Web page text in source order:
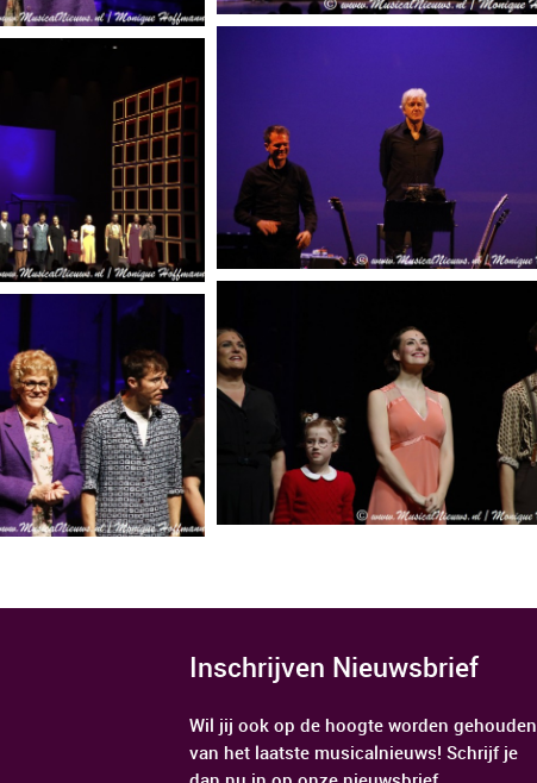
Inschrijven Nieuwsbrief
Wil jij ook op de hoogte worden gehouden
van het laatste musicalnieuws! Schrijf je